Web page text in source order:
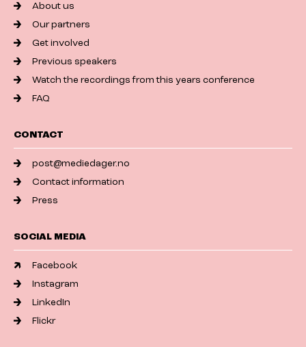
About us
Our partners
Get involved
Previous speakers
Watch the recordings from this years conference
FAQ
CONTACT
post@mediedager.no
Contact information
Press
SOCIAL MEDIA
Facebook
Instagram
LinkedIn
Flickr